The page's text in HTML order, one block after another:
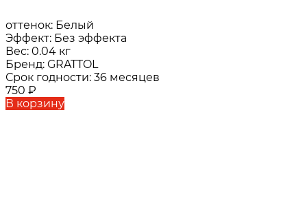
оттенок: Белый
Эффект: Без эффекта
Вес: 0.04 кг
Бренд: GRATTOL
Срок годности: 36 месяцев
750 ₽
В корзину